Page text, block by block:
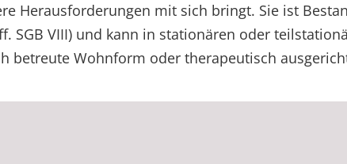
Herausforderungen mit sich bringt. Sie ist
SGB VIII) und kann in stationären oder
betreute Wohnform oder therapeutisch